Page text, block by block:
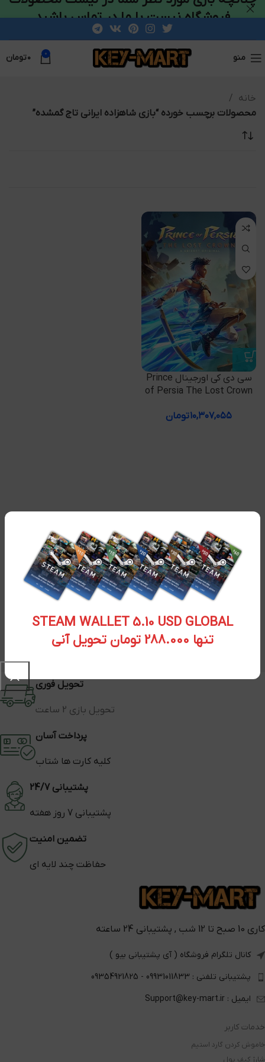
STEAM WALLET 5.10 USD GLOBAL
تنها 288.000 تومان تحویل آنی
منو 0 ۰تومان
خانه
محصولات برچسب خورده “بازی شاهزاده ایرانی تاج گمشده”
سی دی کی اورجینال Prince
of Persia The Lost Crown
۱۰,۳۰۷,۰۵۵تومان
تحویل فوری
تحویل بازی 2 ساعت
پرداخت آسان
کلیه کارت ها شتاب
پشتیبانی 24/7
پشتیبانی 7 روز هفته
تضمین امنیت
حفاظت چند لایه ای
کاری 10 صبح تا 12 شب , پشتیبانی 24 ساعته
کانال تلگرام فروشگاه ( آی پشتیبانی بیو )
پشتیبانی تلفنی : 09931011833 - 09354921825
ایمیل : Support@key-mart.ir
خدمات کاربر
خاموش کردن گارد استیم
شارژ کیف پول
فروشگاه نیست با ما در تماس باشید